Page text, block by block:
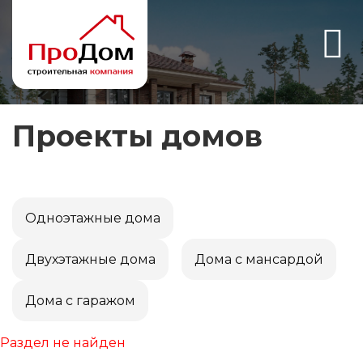
Проекты домов
Одноэтажные дома
Двухэтажные дома Дома с мансардой
Дома с гаражом
Раздел не найден